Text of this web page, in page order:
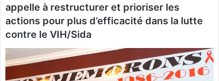
appelle à restructurer et prioriser les
actions pour plus d’efficacité dans la lutte
contre le VIH/Sida